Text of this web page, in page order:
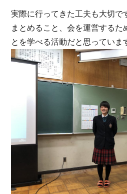
実際に行ってきた工夫も大切で
まとめること、会を運営するた
とを学べる活動だと思っていま